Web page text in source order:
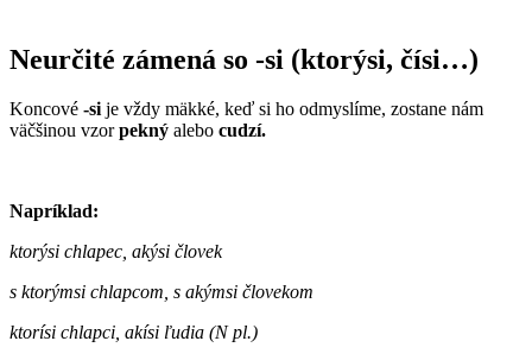
Neurčité zámená so -si (ktorýsi, čísi…)
Koncové -sije vždy mäkké, keď si ho odmyslíme, zostane nám
väčšinou vzorpekný alebo cudzí.
Napríklad:
ktorýsi chlapec, akýsi človek
s ktorýmsi chlapcom, s akýmsi človekom
ktorísi chlapci, akísi ľudia (N pl.)